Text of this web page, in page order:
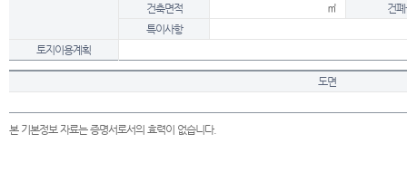
건축면적
㎡
건
특이사항
토지이용계획
도면
본 기본정보 자료는 증명서로서의 효력이 없습니다.